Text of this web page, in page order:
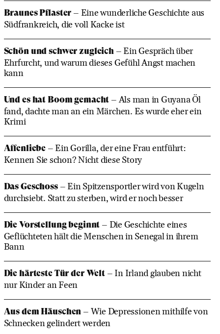
Braunes Pflaster – Eine wunderliche Geschichte aus
Südfrankreich, die voll Kacke ist
Schön und schwer zugleich – Ein Gespräch über
Ehrfurcht, und warum dieses Gefühl Angst machen
kann
Und es hat Boom gemacht – Als man in Guyana Öl
fand, dachte man an ein Märchen. Es wurde eher ein
Krimi
Affenliebe – Ein Gorilla, der eine Frau entführt:
Kennen Sie schon? Nicht diese Story
Das Geschoss– Ein Spitzensportler wird von Kugeln
durchsiebt. Statt zu sterben, wird er noch besser
Die Vorstellung beginnt – Die Geschichte eines
Geflüchteten hält die Menschen in Senegal in ihrem
Bann
Die härteste Tür der Welt – In Irland glauben nicht
nur Kinder an Feen
Aus dem Häuschen – Wie Depressionen mithilfe von
Schnecken gelindert werden